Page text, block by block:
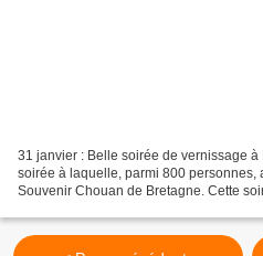
31 janvier : Belle soirée de vernissage
soirée à laquelle, parmi 800 personnes,
Souvenir Chouan de Bretagne. Cette